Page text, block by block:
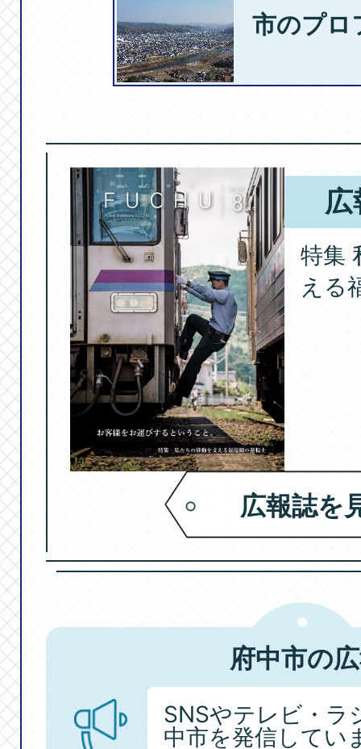
【ちゅちゅ】
日・28日
2026年07月
【ちゅちゅ】
月24日～25日
2026年07月
【ちゅちゅ】
8月21日
市のプロ
特集
える
広報誌を
府中市の
SNSやテレビ・ラ
中市を発信してい